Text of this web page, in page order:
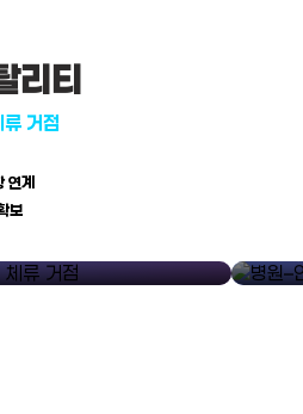
리티
류 거점
연계
보